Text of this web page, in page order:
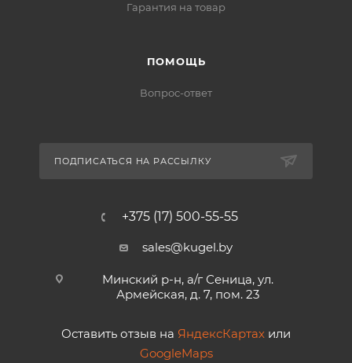
Гарантия на товар
ПОМОЩЬ
Вопрос-ответ
ПОДПИСАТЬСЯ НА РАССЫЛКУ
+375 (17) 500-55-55
sales@kugel.by
Минский р-н, а/г Сеница, ул.
Армейская, д. 7, пом. 23
Оставить отзыв на ЯндексКартах или
GoogleMaps